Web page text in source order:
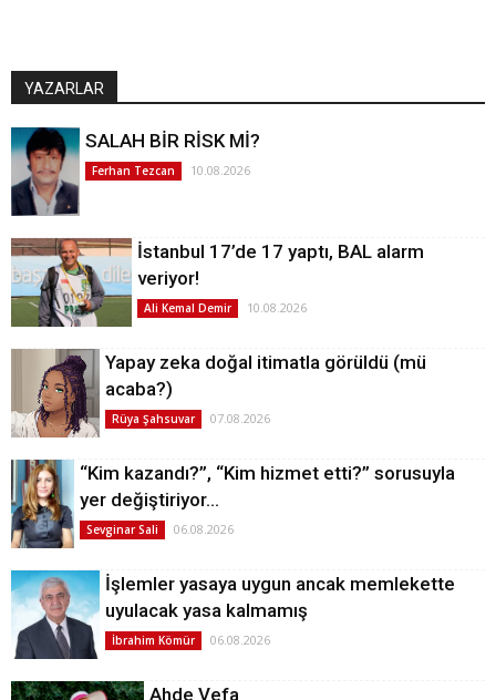
YAZARLAR
SALAH BİR RİSK Mİ?
Ferhan Tezcan 10.08.2026
İstanbul 17’de 17 yaptı, BAL alarm
veriyor!
Ali Kemal Demir 10.08.2026
Yapay zeka doğal itimatla görüldü (mü
acaba?)
Rüya Şahsuvar 07.08.2026
“Kim kazandı?”, “Kim hizmet etti?” sorusuyla
yer değiştiriyor…
Sevginar Sali 06.08.2026
İşlemler yasaya uygun ancak memlekette
uyulacak yasa kalmamış
İbrahim Kömür 06.08.2026
Ahde Vefa